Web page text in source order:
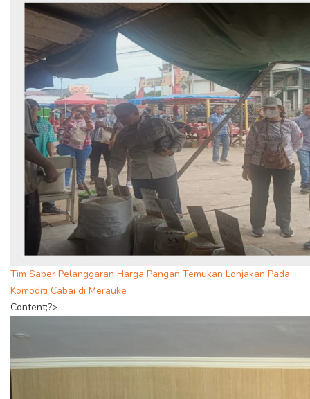
Tim Saber Pelanggaran Harga Pangan Temukan Lonjakan Pada
Komoditi Cabai di Merauke
Content;?>